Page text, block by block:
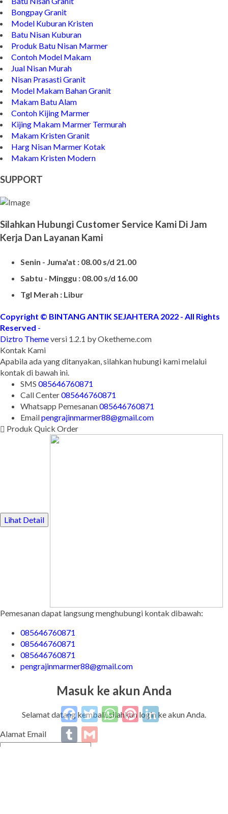
Contoh Nisan Patok
Batu Nisan Granit
Bongpay Granit
Model Kuburan Kristen
Batu Nisan Kuburan
Produk Batu Nisan Marmer
Contoh Model Makam
Jual Nisan Murah
Nisan Prasasti Granit
Model Makam Bahan Granit
Makam Batu Alam
Contoh Kijing Marmer
Kijing Makam Marmer Termurah
Makam Kristen Granit
Harg Nisan Marmer Kotak
Makam Kristen Modern
SUPPORT
Silahkan Hubungi Customer Service Kami Di Jam
Senin - Juma'at : 08.00 s/d 21.00
Sabtu - Minggu : 08.00 s/d 16.00
Copyright © BINTANG ANTIK SEJAHTERA 2022 - All Rights
Reserved-
Diztro Theme
FacebookTwitterWhatsApp
PinterestLinkedIn
Tumblr
Kontak Kami
Apabila ada yang ditanyakan, silahkan hubungi kami melalui
kontak di bawah ini.
SMS085646760871
Call Center 085646760871
WhatsappPemesanan085646760871
Emailpengrajinmarmer88@gmail.com
Produk Quick Order
Pemesanan dapat langsung menghubungi kontak dibawah:
085646760871
085646760871
085646760871
Masuk ke akun Anda
Selamat datang kembali, silahkan login ke akun Anda.